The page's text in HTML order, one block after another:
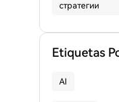
стратегии
Etiquetas
AI